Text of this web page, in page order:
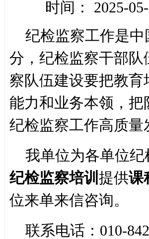
时间： 2025-
纪检监察工作是
分，纪检监察干部
察队伍建设要把教
能力和业务本领，
纪检监察工作高质量
我单位为各单位
纪检监察培训 提供课
位来单来信咨询。
联系电话：010-